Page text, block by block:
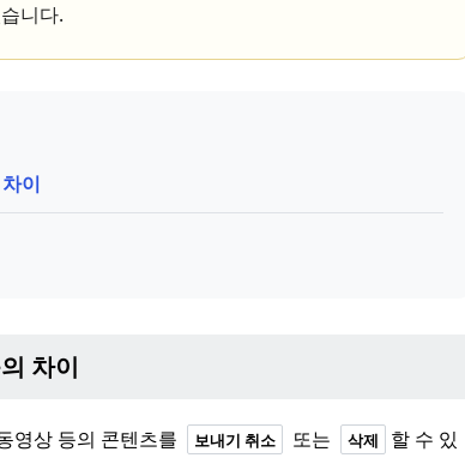
니다.
이
차이
영상 등의 콘텐츠를 보내기 취소 또는 삭제
할 수 있